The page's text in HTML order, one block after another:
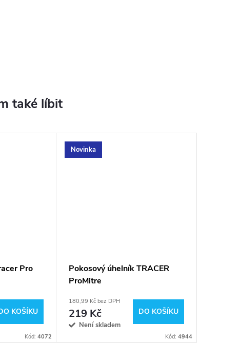
Pro
KOŠÍKU
Kód: 4072
Novinka
Pokosový úhelník TRACER
ProMitre
180,99 Kč bez DPH
219 Kč
Není skladem
DO KOŠÍKU
Kód: 4944